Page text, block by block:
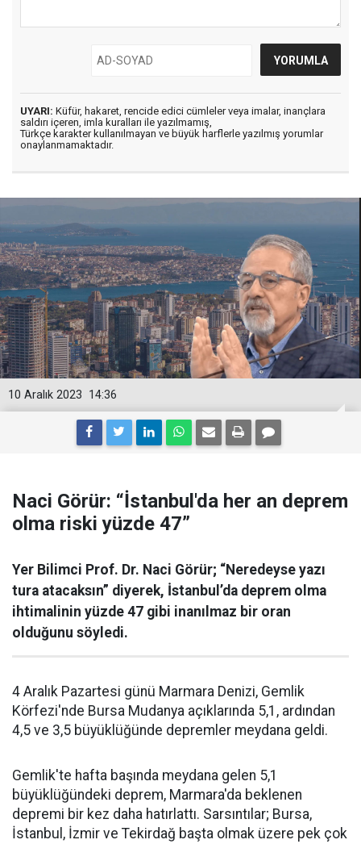
UYARI: Küfür, hakaret, rencide edici cümleler veya imalar, inançlara
saldırı içeren, imla kuralları ile yazılmamış,
Türkçe karakter kullanılmayan ve büyük harflerle yazılmış yorumlar
onaylanmamaktadır.
14:36
10 Aralık 2023
Naci Görür: “İstanbul'da her an deprem
olma riski yüzde 47”
Yer Bilimci Prof. Dr. Naci Görür; “Neredeyse yazı
tura atacaksın” diyerek, İstanbul’da deprem olma
ihtimalinin yüzde 47 gibi inanılmaz bir oran
olduğunu söyledi.
4 Aralık Pazartesi günü Marmara Denizi, Gemlik
Körfezi'nde Bursa Mudanya açıklarında 5,1, ardından
4,5 ve 3,5 büyüklüğünde depremler meydana geldi.
Gemlik'te hafta başında meydana gelen 5,1
büyüklüğündeki deprem, Marmara'da beklenen
depremi bir kez daha hatırlattı. Sarsıntılar; Bursa,
İstanbul, İzmir ve Tekirdağ başta olmak üzere pek çok